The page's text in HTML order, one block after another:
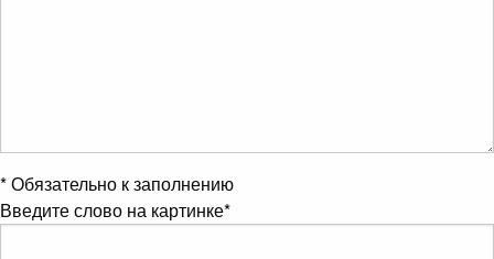
*Обязательно к заполнению
Введите слово на картинке*